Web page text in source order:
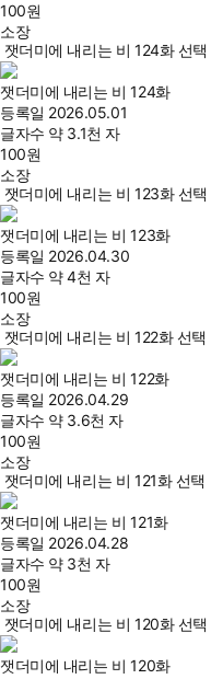
100원
소장
잿더미에 내리는 비 124화 선택
잿더미에 내리는 비 124화
등록일 2026.05.01
글자수 약 3.1천 자
100원
소장
잿더미에 내리는 비 123화 선택
잿더미에 내리는 비 123화
등록일 2026.04.30
글자수 약 4천 자
100원
소장
잿더미에 내리는 비 122화 선택
잿더미에 내리는 비 122화
등록일 2026.04.29
글자수 약 3.6천 자
100원
소장
잿더미에 내리는 비 121화 선택
잿더미에 내리는 비 121화
등록일 2026.04.28
글자수 약 3천 자
100원
소장
잿더미에 내리는 비 120화 선택
잿더미에 내리는 비 120화